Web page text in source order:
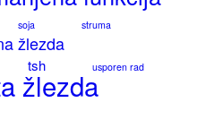
soja
struma
žlezda
tsh
usporen rad
žlezda